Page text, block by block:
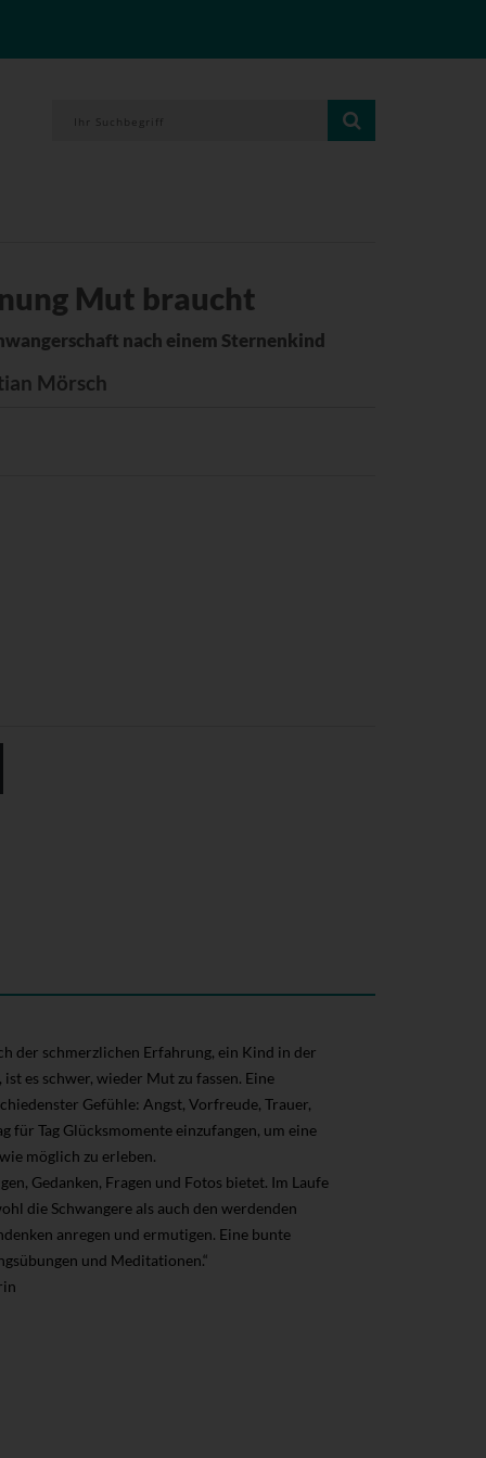
Mut braucht
nach einem Sternenkind
Mörsch
der schmerzlichen Erfahrung, ein Kind in der
es schwer, wieder Mut zu fassen. Eine
Gefühle: Angst, Vorfreude, Trauer,
für Tag Glücksmomente einzufangen, um eine
möglich zu erleben.
Gedanken, Fragen und Fotos bietet. Im Laufe
die Schwangere als auch den werdenden
anregen und ermutigen. Eine bunte
und Meditationen.“